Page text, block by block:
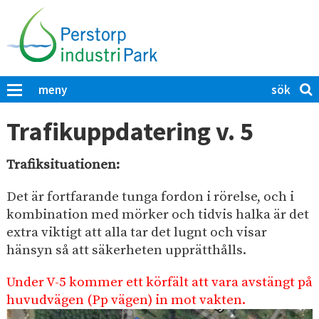
p
a
t
i
l
h
u
v
u
d
n
n
meny
ö
p
å
e
r
s
t
r
p
K
l
r
a
ö
a
Trafikuppdatering v. 5
Trafiksituationen:
Det är fortfarande tunga fordon i rörelse, och i
kombination med mörker och tidvis halka är det
extra viktigt att alla tar det lugnt och visar
hänsyn så att säkerheten upprätthålls.
Under V-5 kommer ett körfält att vara avstängt på
huvudvägen (Pp vägen) in mot vakten.